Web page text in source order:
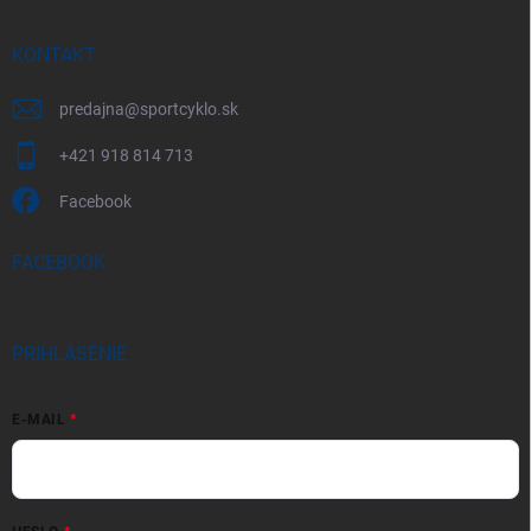
KONTAKT
predajna@sportcyklo.sk
+421 918 814 713
Facebook
FACEBOOK
PRIHLÁSENIE
E-MAIL